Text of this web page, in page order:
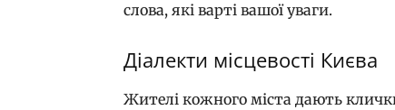
слова, які варті вашої уваги.
Діалекти місцевості Києва
Жителі кожного міста дають